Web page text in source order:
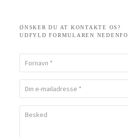
ØNSKER DU AT KONTAKTE OS?
UDFYLD FORMULAREN